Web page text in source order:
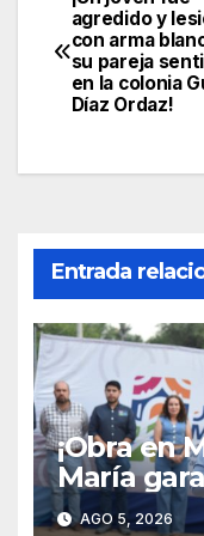
de
entradas
agredido y
con arma
su pareja
en la colonia
Díaz Ordaz!
Entrada
¡Obra en
María
más
AGO 5, 2026